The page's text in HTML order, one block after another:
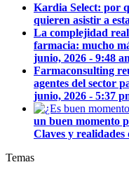
Kardia Select: por
quieren asistir a
La complejidad
farmacia: mucho
junio, 2026 - 9:48
Farmaconsulting
agentes del sector
junio, 2026 - 5:37
un buen momento
Claves y realidades
Temas